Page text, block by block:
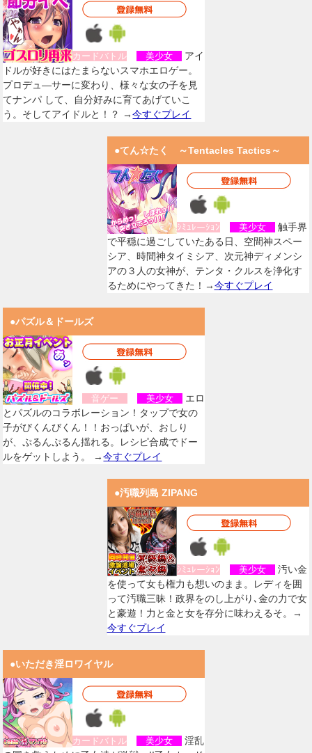
カードバトル 美少女
アイ
ドルが好きにはたまらないスマホエロゲー。
プロデュ―サーに変わり、様々な女の子を見
てナンパ して、自分好みに育てあげていこ
う。そしてアイドルと！？ →今すぐプレイ
●てん☆たく ～Tentacles Tactics～
ｼﾐｭﾚーｼｮﾝ 美少女
触手界
で平穏に過ごしていたある日、空間神スペー
シア、時間神タイミシア、次元神ディメンシ
アの３人の女神が、テンタ・クルスを浄化す
るためにやってきた！→今すぐプレイ
●パズル＆ドールズ
音ゲー 美少女
エロ
とパズルのコラボレーション！タップで女の
子がびくんびくん！！おっぱいが、おしり
が、ぷるんぷるん揺れる。レシピ合成でドー
ルをゲットしよう。 →今すぐプレイ
●汚職列島 ZIPANG
ｼﾐｭﾚーｼｮﾝ 美少女
汚い金
を使って女も権力も想いのまま。レディを囲
って汚職三昧！政界をのし上がり､金の力で女
と豪遊！力と金と女を存分に味わえるそ。→
今すぐプレイ
●いただき淫ロワイヤル
カードバトル 美少女
淫乱